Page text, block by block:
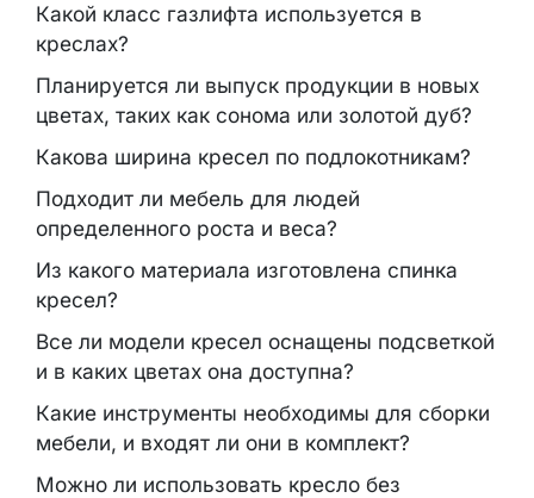
Какой класс газлифта используется в
креслах?
Планируется ли выпуск продукции в новых
цветах, таких как сонома или золотой дуб?
Какова ширина кресел по подлокотникам?
Подходит ли мебель для людей
определенного роста и веса?
Из какого материала изготовлена спинка
кресел?
Все ли модели кресел оснащены подсветкой
и в каких цветах она доступна?
Какие инструменты необходимы для сборки
мебели, и входят ли они в комплект?
Можно ли использовать кресло без